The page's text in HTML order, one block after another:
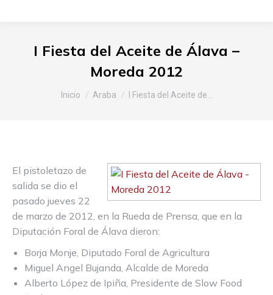
I Fiesta del Aceite de Álava –
Moreda 2012
Estás aquí:
Inicio Araba I Fiesta del Aceite de…
El pistoletazo de
salida se dio el
pasado jueves 22
de marzo de 2012, en la Rueda de Prensa, que en la
Diputación Foral de Álava dieron:
Borja Monje, Diputado Foral de Agricultura
Miguel Angel Bujanda, Alcalde de Moreda
Alberto López de Ipiña, Presidente de Slow Food